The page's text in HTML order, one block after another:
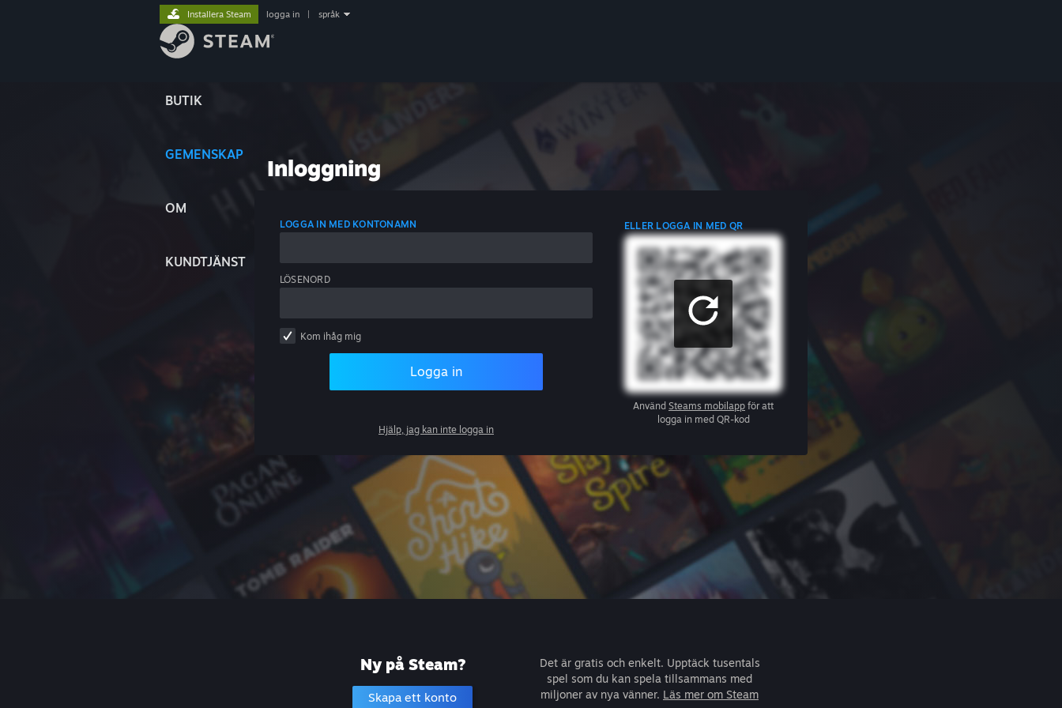
BUTIK
GEMENSKAP
OM
KUNDTJÄNST
Installera Steam logga in språk
Inloggning
LOGGA IN MED KONTONAMN
LÖSENORD
Kom ihåg mig
Logga in
Hjälp, jag kan inte logga in
ELLER LOGGA IN MED QR
Använd Steams mobilapp för att
logga in med QR-kod
Ny på Steam?
Skapa ett konto
Det är gratis och enkelt. Upptäck tusentals
spel som du kan spela tillsammans med
miljoner av nya vänner. Läs mer om Steam